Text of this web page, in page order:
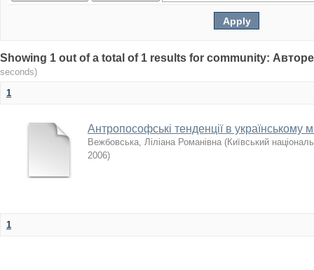
Showing 1 out of a total of 1 results for community:
seconds)
1
Антропософські тенденції в українському
Вежбовська, Ліліана Романівна (Київський
2006)
1